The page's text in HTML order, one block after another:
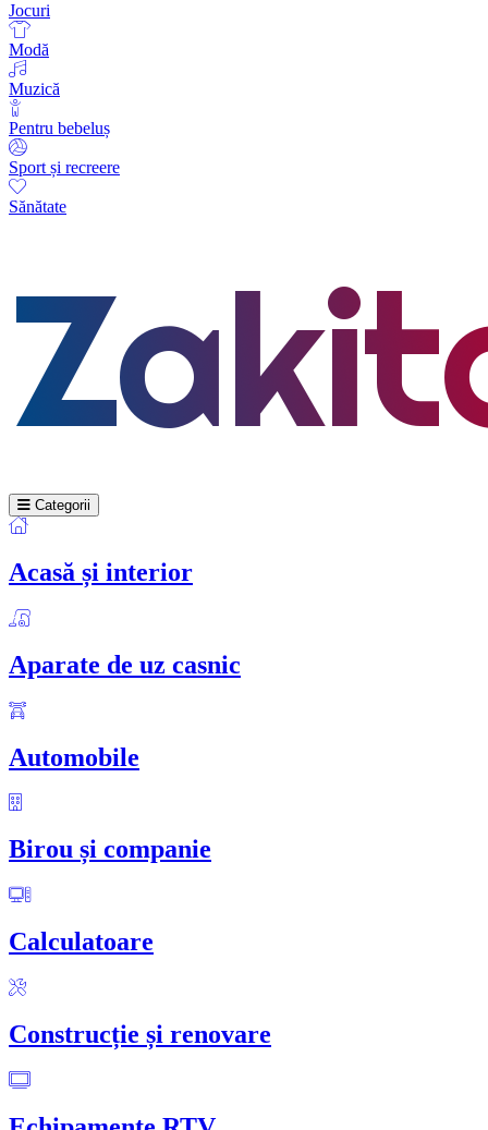
Jocuri
Modă
Muzică
Pentru bebeluș
Sport și recreere
Sănătate
Categorii
Acasă și interior
Aparate de uz casnic
Automobile
Birou și companie
Calculatoare
Construcție și renovare